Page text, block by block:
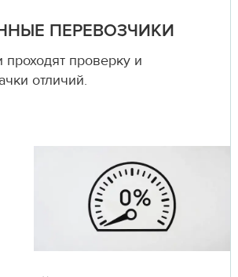
ПЕРЕВОЗЧИКИ
проходят проверку и
отличий.